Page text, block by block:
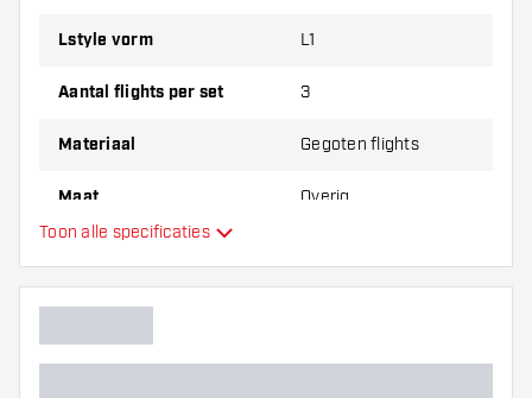
Lstyle vorm L1
Aantal flights per set 3
Materiaal Gegoten flights
Maat Overig
Flexibiliteit
Toon alle specificaties